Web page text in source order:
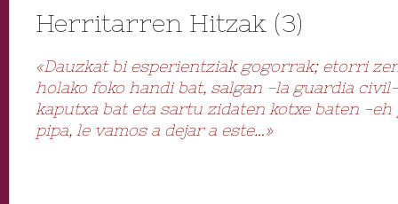
Herritarren Hitzak (3)
«Dauzkat bi esperientziak gogorrak; etorri
holako foko handi bat, salgan -la guardia
kaputxa bat eta sartu zidaten kotxe baten -eh
pipa, le vamos a dejar a este…»